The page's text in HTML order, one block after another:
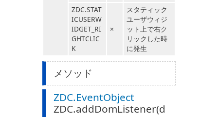
ZDC.STAT
ICUSERW
IDGET_RI
GHTCLIC
K
×
スタティック
ユーザウィジ
ット上で右ク
リックした時
に発生
メソッド
ZDC.EventObject
ZDC.addDomListener(d